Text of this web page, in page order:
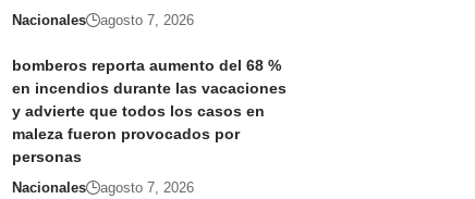
Nacionales agosto 7, 2026
bomberos reporta aumento del 68 %
en incendios durante las vacaciones
y advierte que todos los casos en
maleza fueron provocados por
personas
Nacionales agosto 7, 2026